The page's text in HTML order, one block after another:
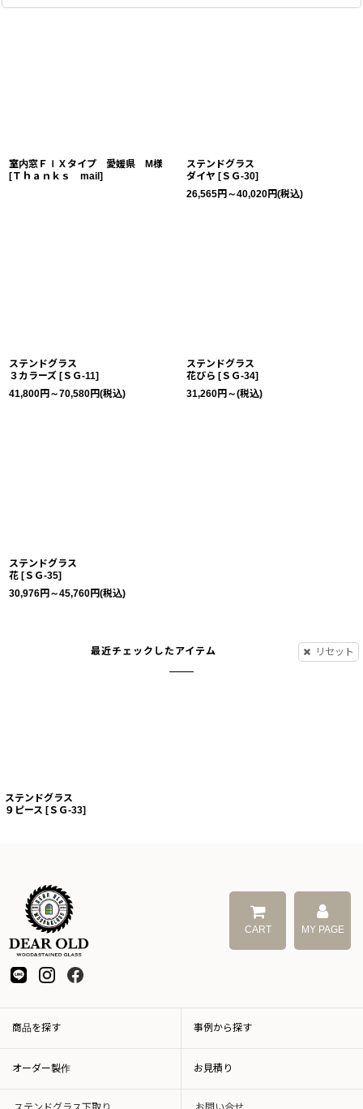
室内窓ＦＩＸタイプ 愛媛県 M様
[Ｔｈａｎｋｓ mail ]
ステンドグラス
ダイヤ [ＳＧ-30]
26,565円 ～40,020円(税込)
ステンドグラス
３カラーズ [ＳＧ-11]
41,800円 ～70,580円(税込)
ステンドグラス
花びら [ＳＧ-34]
31,260円 ～(税込)
ステンドグラス
花 [ＳＧ-35]
30,976円 ～45,760円(税込)
最近チェックしたアイテム リセット
ステンドグラス
９ピース [ＳＧ-33]
CART MY PAGE
商品を探す 事例から探す
オーダー製作 お見積り